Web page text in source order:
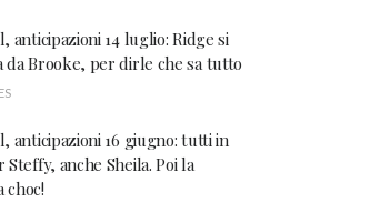
anticipazioni 14 luglio: Ridge si
da Brooke, per dirle che sa tutto
anticipazioni 16 giugno: tutti in
Steffy, anche Sheila. Poi la
choc!